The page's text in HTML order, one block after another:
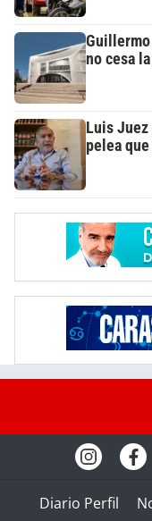
no cesa
Luis
pelea
Diario Perfil